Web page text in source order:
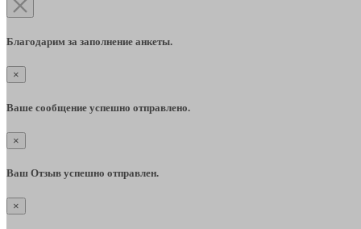
Благодарим за заполнение анкеты.
×
Ваше сообщение успешно отправлено.
×
Ваш Отзыв успешно отправлен.
×